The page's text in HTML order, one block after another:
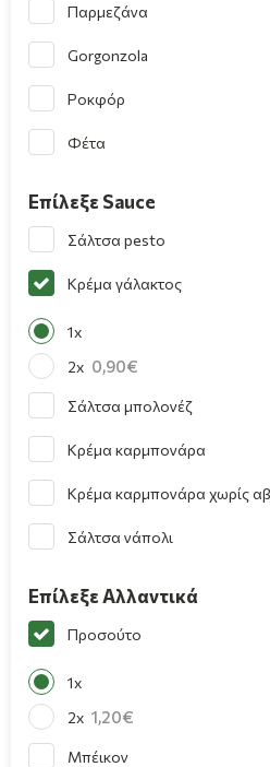
Παρμεζάνα
Gorgonzola
Ροκφόρ
Φέτα
Επίλεξε Sauce
Σάλτσα pesto
Κρέμα γάλακτος
1x
2x 0,90
Σάλτσα μπολονέζ
Κρέμα καρμπονάρα
Κρέμα καρμπονάρα χωρίς
Σάλτσα νάπολι
Επίλεξε Αλλαντικά
Προσούτο
1x
2x 1,20
Μπέικον